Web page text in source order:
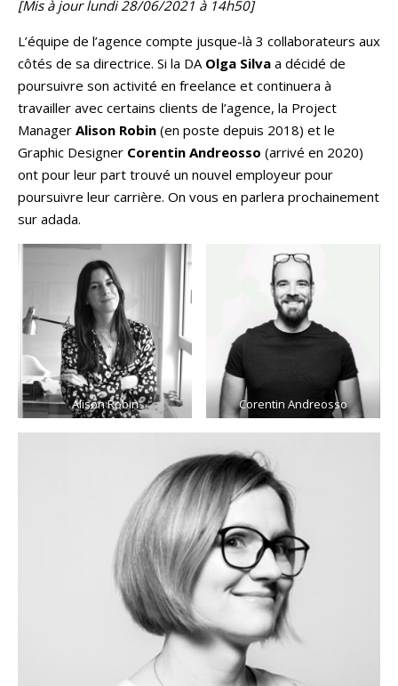
[Mis à jour lundi 28/06/2021 à 14h50]
L’équipe de l’agence compte jusque-là 3 collaborateurs aux
côtés de sa directrice. Si la DA Olga Silva a décidé de
poursuivre son activité en freelance et continuera à
travailler avec certains clients de l’agence, la Project
Manager Alison Robin (en poste depuis 2018) et le
Graphic Designer Corentin Andreosso (arrivé en 2020)
ont pour leur part trouvé un nouvel employeur pour
poursuivre leur carrière. On vous en parlera prochainement
sur adada.
Alison Robin Corentin Andreosso